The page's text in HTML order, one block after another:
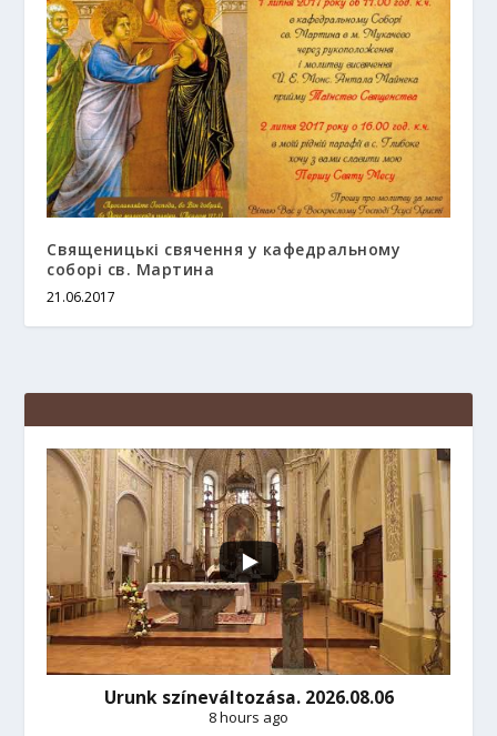
Священицькі свячення у кафедральному
соборі св. Мартина
21.06.2017
Urunk színeváltozása. 2026.08.06
8 hours ago